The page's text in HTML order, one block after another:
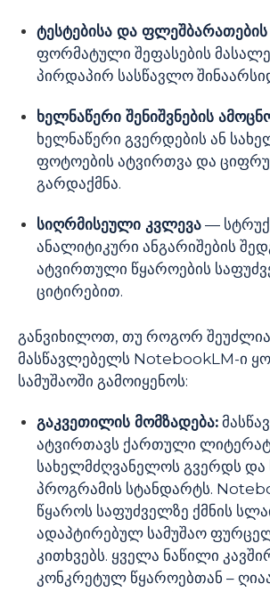
ტესტებისა და ფლეშბარათების
ფორმატული შეფასების
პირდაპირ სასწავლო
ხელნაწერი შენიშვნების
ხელნაწერი გვერდების ან
ფოტოების ატვირთვა და
გარდაქმნა.
სიღრმისეული კვლევა —
ანალიტიკური ანგარიშების
ატვირთული წყაროების
ციტირებით.
განვიხილოთ, თუ როგორ შეუძლია
მასწავლებელს NotebookLM-ი
სამუშაოში გამოიყენოს:
გაკვეთილის მომზადება:
ატვირთავს ქართული
სახელმძღვანელოს გვერდს და
პროგრამის სტანდარტს.
წყაროს საფუძველზე ქმნის
ადაპტირებულ სამუშაო
კითხვებს. ყველა ნაწილი
კონკრეტულ წყაროებთან –